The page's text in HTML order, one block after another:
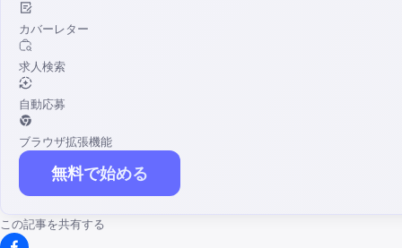
カバーレター
求人検索
自動応募
ブラウザ拡張機能
無料で始める
この記事を共有する